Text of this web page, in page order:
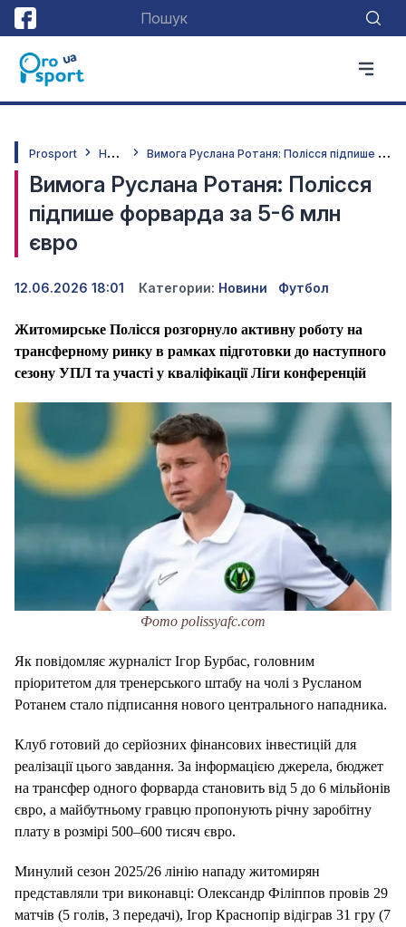
Prosport Н
овини В
имога Руслана Ротаня: Полісся підпише форварда за 5-6 млн євро
Вимога Руслана Ротаня: Полісся
підпише форварда за 5-6 млн
євро
12.06.2026 18:01 Категории: Новини Футбол
Житомирське Полісся розгорнуло активну роботу на
трансферному ринку в рамках підготовки до наступного
сезону УПЛ та участі у кваліфікації Ліги конференцій
Фото polissyafc.com
Як повідомляє журналіст Ігор Бурбас, головним
пріоритетом для тренерського штабу на чолі з Русланом
Ротанем стало підписання нового центрального нападника.
Клуб готовий до серйозних фінансових інвестицій для
реалізації цього завдання. За інформацією джерела, бюджет
на трансфер одного форварда становить від 5 до 6 мільйонів
євро, а майбутньому гравцю пропонують річну заробітну
плату в розмірі 500–600 тисяч євро.
Минулий сезон 2025/26 лінію нападу житомирян
представляли три виконавці: Олександр Філіппов провів 29
матчів (5 голів, 3 передачі), Ігор Краснопір відіграв 31 гру (7